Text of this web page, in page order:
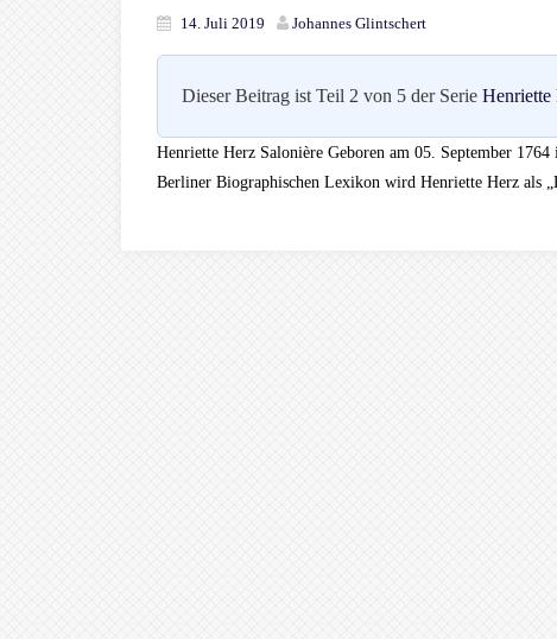
14. Juli 2019 Johannes Glintschert
Dieser Beitrag ist Teil 2 von 5 der Serie Henriette
Henriette Herz Salonière Geboren am 05. September
Berliner Biographischen Lexikon wird Henriette Herz als